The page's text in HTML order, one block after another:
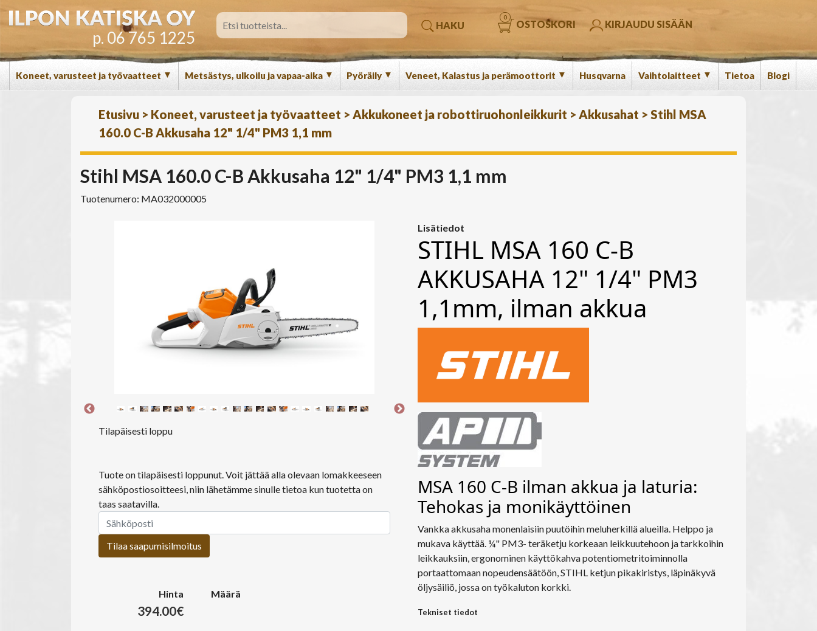
p. 06 765 1225
HAKU OSTOSKORI
0
KIRJAUDU SISÄÄN
Koneet, varusteet ja työvaatteet ▼ Metsästys, ulkoilu ja vapaa-aika ▼ Pyöräily ▼ Veneet, Kalastus ja perämoottorit ▼ Husqvarna Vaihtolaitteet ▼ Tietoa Blogi
Etusivu > Koneet, varusteet ja työvaatteet > Akkukoneet ja robottiruohonleikkurit > Akkusahat > Stihl MSA
160.0 C-B Akkusaha 12" 1/4" PM3 1,1 mm
Stihl MSA 160.0 C-B Akkusaha 12" 1/4" PM3 1,1 mm
Tuotenumero: MA032000005
Tilapäisesti loppu
Tuote on tilapäisesti loppunut. Voit jättää alla olevaan lomakkeeseen
sähköpostiosoitteesi, niin lähetämme sinulle tietoa kun tuotetta on
taas saatavilla.
Tilaa saapumisilmoitus
Hinta
394.00€
Määrä
Lisätiedot
STIHL MSA 160 C-B
AKKUSAHA 12" 1/4" PM3
1,1mm, ilman akkua
MSA 160 C-B ilman akkua ja laturia:
Tehokas ja monikäyttöinen
Vankka akkusaha monenlaisiin puutöihin meluherkillä alueilla. Helppo ja
mukava käyttää. ¼" PM3- teräketju korkeaan leikkuutehoon ja tarkkoihin
leikkauksiin, ergonominen käyttökahva potentiometritoiminnolla
portaattomaan nopeudensäätöön, STIHL ketjun pikakiristys, läpinäkyvä
öljysäiliö, jossa on työkaluton korkki.
Tekniset tiedot